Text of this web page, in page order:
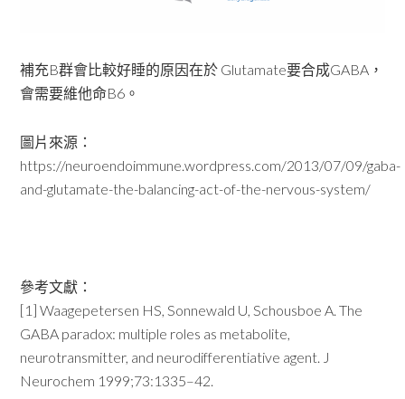
補充B群會比較好睡的原因在於 Glutamate要合成GABA，
會需要維他命B6。
圖片來源：
https://neuroendoimmune.wordpress.com/2013/07/09/gaba-
and-glutamate-the-balancing-act-of-the-nervous-system/
參考文獻：
[1] Waagepetersen HS, Sonnewald U, Schousboe A. The
GABA paradox: multiple roles as metabolite,
neurotransmitter, and neurodifferentiative agent. J
Neurochem 1999;73:1335–42.